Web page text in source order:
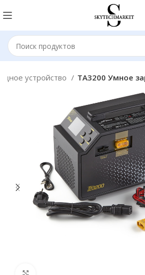
устройство TA3200 Умное